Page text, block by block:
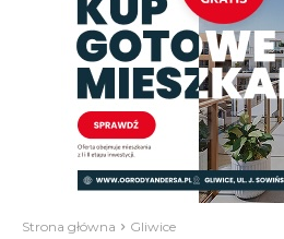
Strona główna Gliwice